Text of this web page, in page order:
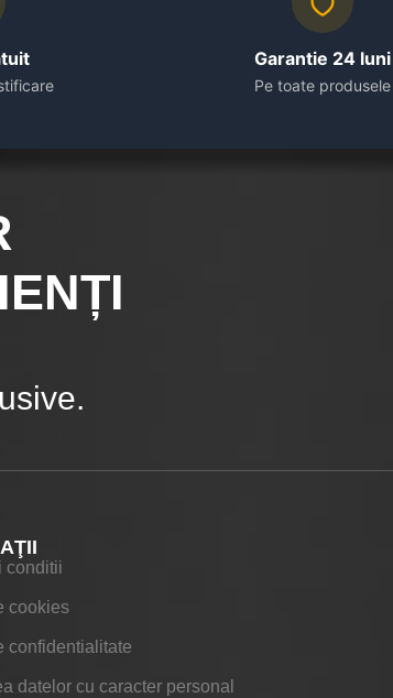
Garantie 24 luni
Pe toate produsele
conditii
cookies
confidentialitate
datelor cu caracter personal